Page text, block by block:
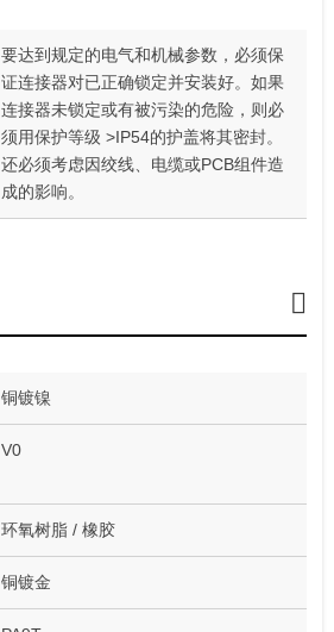
要达到规定的电气和机械参数，必须保
证连接器对已正确锁定并安装好。如果
连接器未锁定或有被污染的危险，则必
须用保护等级 >IP54的护盖将其密封。
还必须考虑因绞线、电缆或PCB组件造
成的影响。
铜镀镍
V0
环氧树脂 / 橡胶
铜镀金